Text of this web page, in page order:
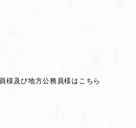
様及び地方公務員様はこちら